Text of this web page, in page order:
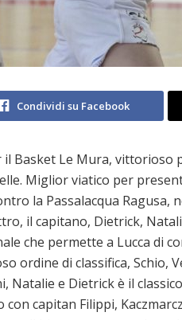
Condividi su Facebook
Basket Le Mura, vittorioso
Miglior viatico per
la Passalacqua Ragusa,
il capitano, Dietrick,
che permette a Lucca di
ordine di classifica, Schio,
Natalie e Dietrick è il
capitan Filippi,